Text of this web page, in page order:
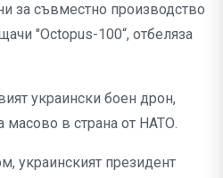
за съвместно производство
"Octopus-100“, отбеляза
украински боен дрон,
в страна от НАТО.
украинският президент